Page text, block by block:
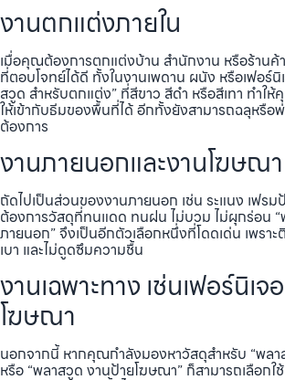
งานตกแต่งภายใน
เมื่อคุณต้องการตกแต่งบ้าน สำนักงาน หรือร้าน
ที่ตอบโจทย์ได้ดี ทั้งในงานเพดาน ผนัง หรือเฟอร์นิ
สวูด สำหรับตกแต่ง” ที่สีขาว สีดำ หรือสีเทา ทำใ
ให้เข้ากับธีมของพื้นที่ได้ อีกทั้งยังสามารถฉลุหรือ
ต้องการ
งานภายนอกและงานโฆษณา
ถัดไปเป็นส่วนของงานภายนอก เช่น ระแนง เฟร
ต้องการวัสดุที่ทนแดด ทนฝน ไม่บวม ไม่ผุกร่อน “
ภายนอก” จึงเป็นอีกตัวเลือกหนึ่งที่โดดเด่น เพรา
เบา และไม่ดูดซึมความชื้น
งานเฉพาะทาง เช่นเฟอร์นิเจ
โฆษณา
นอกจากนี้ หากคุณกำลังมองหาวัสดุสำหรับ “พลา
หรือ “พลาสวูด งานป้ายโฆษณา” ก็สามารถเลือก